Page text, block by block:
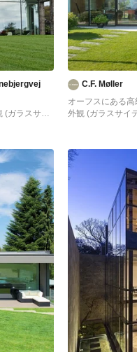
(ガラスサイ
C.F. Møller
オーフスにある
外観 (ガラスサイ